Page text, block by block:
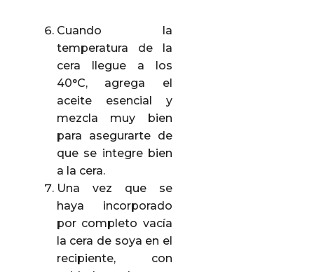
Cuando la
temperatura de la
cera llegue a los
40°C, agrega el
aceite esencial y
mezcla muy bien
para asegurarte de
que se integre bien
a la cera.
Una vez que se
haya incorporado
por completo vacía
la cera de soya en el
recipiente, con